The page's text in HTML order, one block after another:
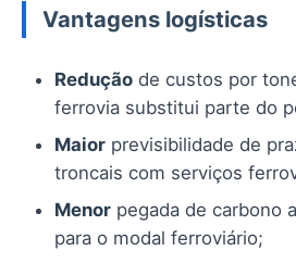
Vantagens logísticas
Redução de custos por
ferrovia substitui parte do
Maior previsibilidade de
troncais com serviços
Menor pegada de carbono
para o modal ferroviário;